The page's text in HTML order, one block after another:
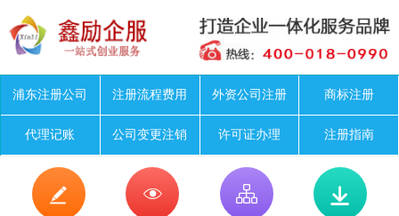
浦东注册公司 注册流程费用 外资公司注册 商标注册
代理记账 公司变更注销 许可证办理 注册指南
   